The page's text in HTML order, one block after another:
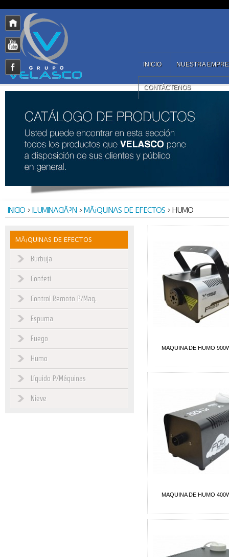
INICIO NUESTRA
CONTÁCTENOS
INICIO > ILUMINACIÃ³N > MÃ¡QUINAS DE EFECTOS > HUMO
MÃ¡QUINAS DE EFECTOS
Burbuja
Confeti
Control Remoto P/Maq.
Espuma
Fuego
Humo
Líquido P/Máquinas
Nieve
MAQUINA DE HUMO
MAQUINA DE HUMO